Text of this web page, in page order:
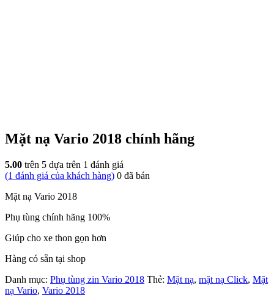
Mặt nạ Vario 2018 chính hãng
5.00 trên 5 dựa trên 1 đánh giá
(1 đánh giá của khách hàng) 0 đã bán
Mặt nạ Vario 2018
Phụ tùng chính hãng 100%
Giúp cho xe thon gọn hơn
Hàng có sẵn tại shop
Danh mục: Phụ tùng zin Vario 2018 Thẻ: Mặt nạ, mặt nạ Click, Mặt
nạ Vario, Vario 2018